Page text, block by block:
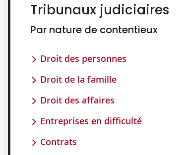
Tribunaux judiciaires
Par nature de contentieux
Droit des personnes
Droit de la famille
Droit des affaires
Entreprises en difficulté
Contrats